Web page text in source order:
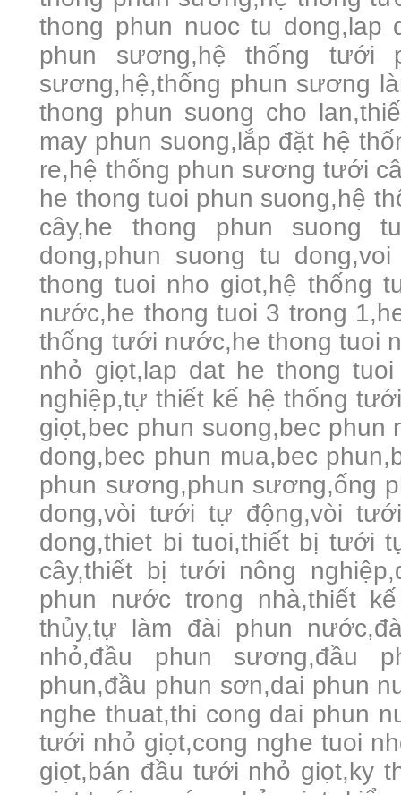
thong phun nuoc tu dong,lap
phun sương,hệ thống tưới
sương,hệ,thống phun sương
thong phun suong cho
may phun suong,lắp đặt hệ
re,hệ thống phun sương tưới
he thong tuoi phun suong,hệ
cây,he thong phun suong
dong,phun suong tu
thong tuoi nho giot,hệ thống
nước,he thong tuoi 3 trong
thống tưới nước,he thong tuoi
nhỏ giọt,lap dat he thong
nghiệp,tự thiết kế hệ thống
giọt,bec phun suong,bec phun
dong,bec phun mua,bec
phun sương,phun sương,ống
dong,vòi tưới tự động,vòi
dong,thiet bi tuoi,thiết bị tưới
cây,thiết bị tưới nông
phun nước trong nhà,thiết
thủy,tự làm đài phun
nhỏ,đầu phun sương,đầu
phun,đầu phun sơn,dai phun
nghe thuat,thi cong dai phun
tưới nhỏ giọt,cong nghe tuoi
giọt,bán đầu tưới nhỏ giọt,ky